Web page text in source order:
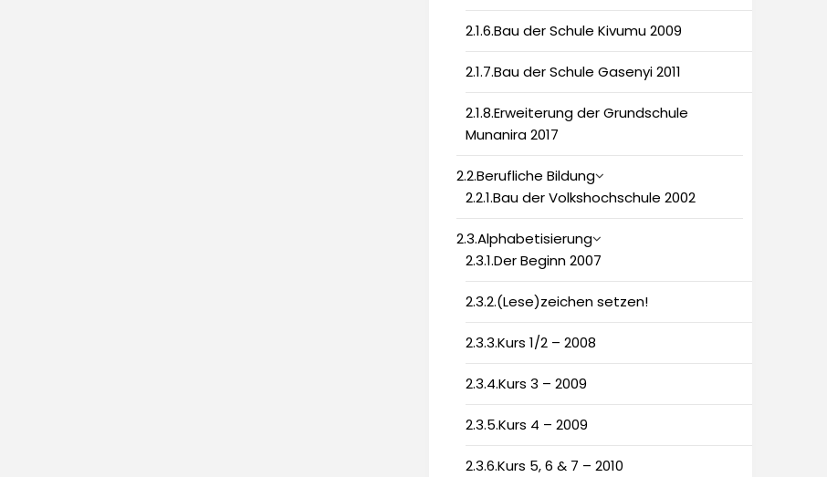
2.1.6.Bau der Schule Kivumu 2009
2.1.7.Bau der Schule Gasenyi 2011
2.1.8.Erweiterung der Grundschule
Munanira 2017
2.2.Berufliche Bildung
2.2.1.Bau der Volkshochschule 2002
2.3.Alphabetisierung
2.3.1.Der Beginn 2007
2.3.2.(Lese)zeichen setzen!
2.3.3.Kurs 1/2 – 2008
2.3.4.Kurs 3 – 2009
2.3.5.Kurs 4 – 2009
2.3.6.Kurs 5, 6 & 7 – 2010